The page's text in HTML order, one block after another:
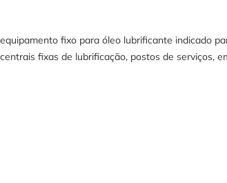
fixo para óleo lubrificante indicado
fixas de lubrificação, postos de serviços,